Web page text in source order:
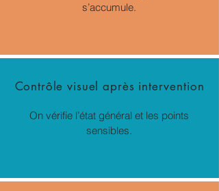
s’accumule.
Contrôle visuel après intervention
On vérifie l’état général et les points
sensibles.